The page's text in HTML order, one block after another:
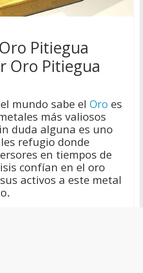
Pitiegua
Oro Pitiegua
mundo sabe el Oro es
más valiosos
duda alguna es uno
refugio donde
en tiempos de
confían en el oro
activos a este metal